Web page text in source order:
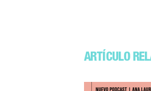
ARTÍCULO